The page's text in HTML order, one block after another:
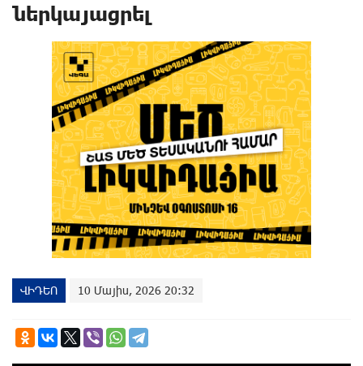
ներկայացրել
ՎԻԴԵՈ 10 Մայիս, 2026 20:32